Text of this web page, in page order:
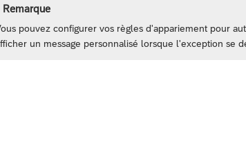
Remarque
pouvez configurer vos règles d'appariement pour
un message personnalisé lorsque l'exception se